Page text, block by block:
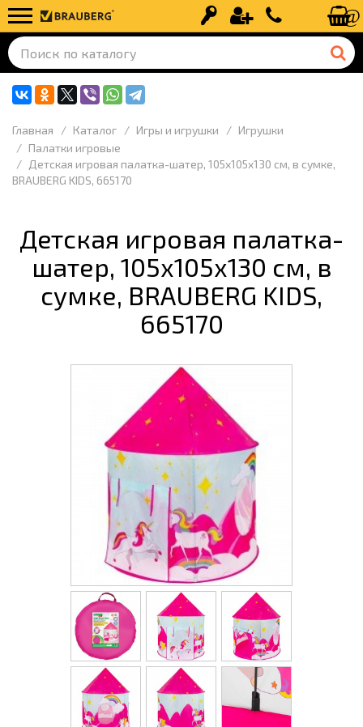
Вход Регистрация+7 (499) 110-
Главная Каталог Игры и игрушки
Игрушки
Палатки игровые
Детская игровая палатка-шатер, 105x105x130 см, в сумке,
BRAUBERG KIDS, 665170
Детская игровая палатка-
шатер, 105x105x130 см, в
сумке, BRAUBERG KIDS,
665170